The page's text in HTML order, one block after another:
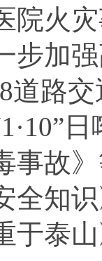
院火
步加
道路
1·10”日
事故
全知
于泰山